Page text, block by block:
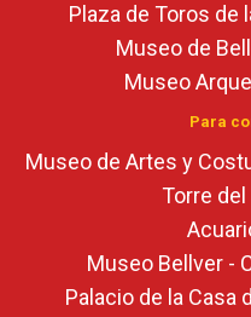
Plaza de Toros de
Museo de
Museo
Para
Museo de Artes y
Torre del
Museo Bellver -
Palacio de la Casa